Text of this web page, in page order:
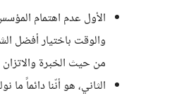
الأول عدم اهتمام
والوقت باختيار أفضل
من حيث الخبرة
الثاني، هو أنّنا دائماً